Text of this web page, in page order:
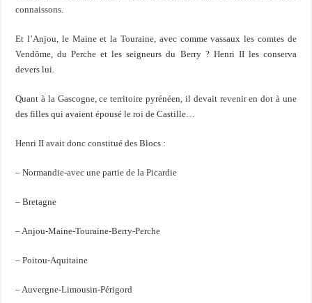
connaissons.
Et l’Anjou, le Maine et la Touraine, avec comme vassaux les comtes de
Vendôme, du Perche et les seigneurs du Berry ? Henri II les conserva
devers lui.
Quant à la Gascogne, ce territoire pyrénéen, il devait revenir en dot à une
des filles qui avaient épousé le roi de Castille…
Henri II avait donc constitué des Blocs :
– Normandie-avec une partie de la Picardie
– Bretagne
– Anjou-Maine-Touraine-Berry-Perche
– Poitou-Aquitaine
– Auvergne-Limousin-Périgord